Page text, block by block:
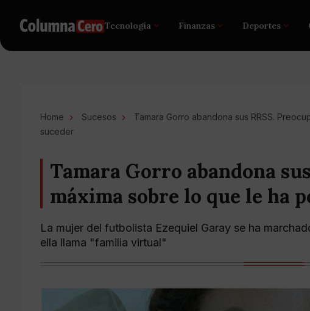
Tecnología Finanzas Deportes
Home Sucesos
Tamara Gorro abandona sus RRSS.
suceder
Tamara Gorro abandona
máxima sobre lo que le ha
La mujer del futbolista Ezequiel Garay se ha
ella llama "familia virtual"